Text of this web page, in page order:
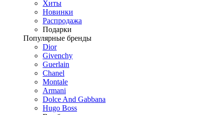
Хиты
Новинки
Распродажа
Подарки
Популярные бренды
Dior
Givenchy
Guerlain
Chanel
Montale
Armani
Dolce And Gabbana
Hugo Boss